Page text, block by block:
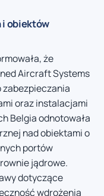
i obiektów
że
Aircraft Systems
zabezpieczania
oraz instalacjami
Belgia odnotowała
nad obiektami o
portów
jądrowe.
dotyczące
wdrożenia